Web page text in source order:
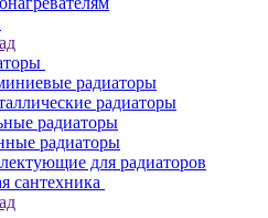
радиаторы
радиаторы
радиаторы
радиаторы
для радиаторов
сантехника